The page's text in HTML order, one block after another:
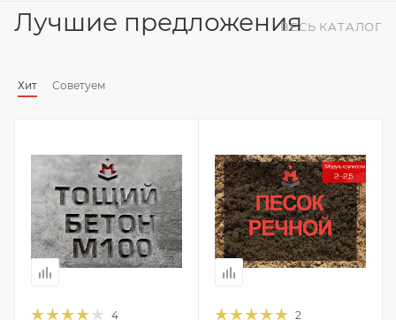
Лучшие предложения
Хит Советуем
ВЕСЬ КАТАЛОГ
4 2